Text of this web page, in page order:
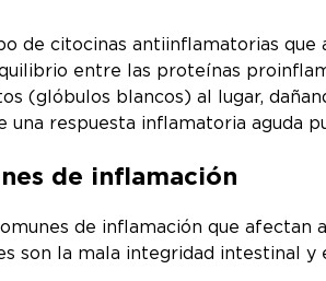
de citocinas antiinflamatorias
entre las proteínas
(glóbulos blancos) al lugar,
una respuesta inflamatoria aguda
de inflamación
de inflamación que
son la mala integridad intestinal y